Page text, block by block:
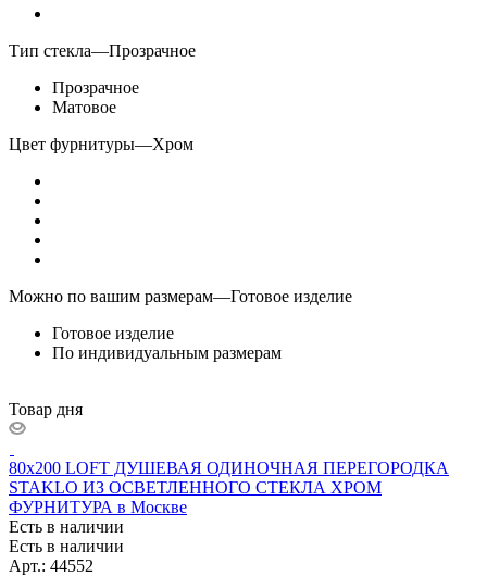
Тип стекла—Прозрачное
Прозрачное
Матовое
Цвет фурнитуры—Хром
Можно по вашим размерам—Готовое изделие
Готовое изделие
По индивидуальным размерам
Товар дня
80x200 LOFT ДУШЕВАЯ ОДИНОЧНАЯ ПЕРЕГОРОДКА
STAKLO ИЗ ОСВЕТЛЕННОГО СТЕКЛА ХРОМ
ФУРНИТУРА в Москве
Есть в наличии
Есть в наличии
Арт.: 44552